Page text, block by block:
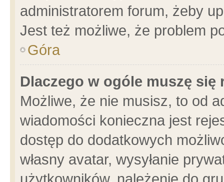
administratorem forum, żeby
Jest też możliwe, że problem
Góra
Dlaczego w ogóle muszę się
Możliwe, że nie musisz, to od
wiadomości konieczna jest
dostęp do dodatkowych
własny avatar, wysyłanie